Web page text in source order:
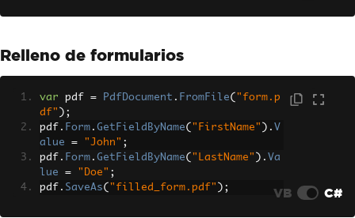
Relleno de formularios
var pdf = PdfDocument . FromFile( "form.p
df" );
pdf . Form . GetFieldByName( "FirstName" ). V
alue
= "John" ;
pdf . Form . GetFieldByName( "LastName" ). Va
lue
= "Doe" ;
pdf . SaveAs( "filled_form.pdf" ); VB C#